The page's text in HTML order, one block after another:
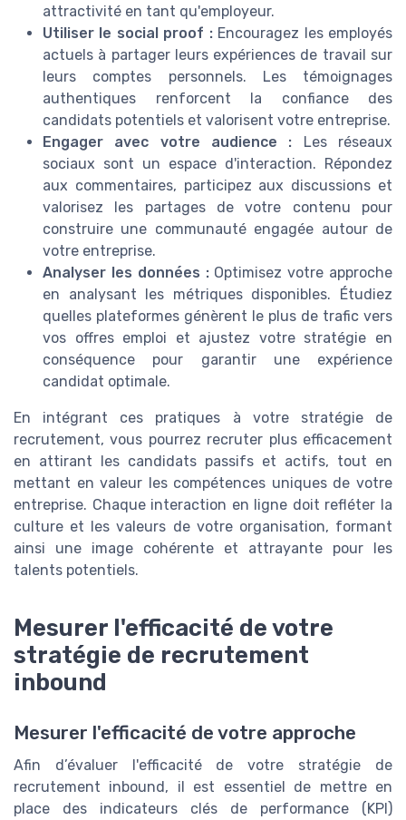
attractivité en tant qu'employeur.
Utiliser le social proof :Encouragez les employés
actuels à partager leurs expériences de travail sur
leurs comptes personnels. Les témoignages
authentiques renforcent la confiance des
candidats potentiels et valorisent votre entreprise.
Engager avec votre audience : Les réseaux
sociaux sont un espace d'interaction. Répondez
aux commentaires, participez aux discussions et
valorisez les partages de votre contenu pour
construire une communauté engagée autour de
votre entreprise.
Analyser les données :Optimisez votre approche
en analysant les métriques disponibles. Étudiez
quelles plateformes génèrent le plus de trafic vers
vos offres emploi et ajustez votre stratégie en
conséquence pour garantir une expérience
candidat optimale.
En intégrant ces pratiques à votre stratégie de
recrutement, vous pourrez recruter plus efficacement
en attirant les candidats passifs et actifs, tout en
mettant en valeur les compétences uniques de votre
entreprise. Chaque interaction en ligne doit refléter la
culture et les valeurs de votre organisation, formant
ainsi une image cohérente et attrayante pour les
talents potentiels.
Mesurer l'efficacité de votre
stratégie de recrutement
inbound
Mesurer l'efficacité de votre approche
Afin d’évaluer l'efficacité de votre stratégie de
recrutement inbound, il est essentiel de mettre en
place des indicateurs clés de performance (KPI)